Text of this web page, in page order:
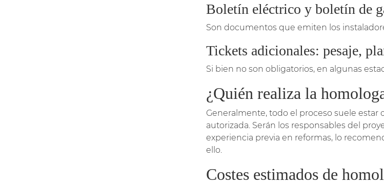
Boletín eléctrico y boletín de
Son documentos que emiten los
Tickets adicionales: pesaje,
Si bien no son obligatorios, en algunas
¿Quién realiza la
Generalmente, todo el proceso suele
autorizada. Serán los responsables del
experiencia previa en reformas, lo
ello.
Costes estimados de